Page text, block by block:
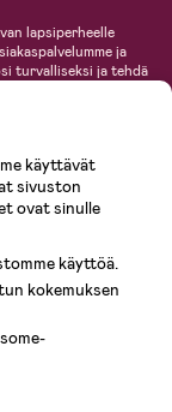
lapsiperheelle
ja
turvalliseksi ja tehdä
tunnettuja
ja monia muita!
käyttävät
sivuston
ovat sinulle
käyttöä.
kokemuksen